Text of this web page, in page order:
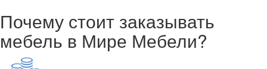
Почему стоит заказывать
мебель в Мире Мебели?